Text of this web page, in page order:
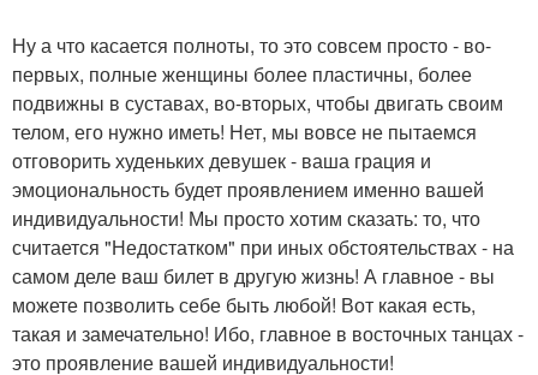
Ну а что касается полноты, то это совсем просто - во-
первых, полные женщины более пластичны, более
подвижны в суставах, во-вторых, чтобы двигать своим
телом, его нужно иметь! Нет, мы вовсе не пытаемся
отговорить худеньких девушек - ваша грация и
эмоциональность будет проявлением именно вашей
индивидуальности! Мы просто хотим сказать: то, что
считается "Недостатком" при иных обстоятельствах - на
самом деле ваш билет в другую жизнь! А главное - вы
можете позволить себе быть любой! Вот какая есть,
такая и замечательно! Ибо, главное в восточных танцах -
это проявление вашей индивидуальности!